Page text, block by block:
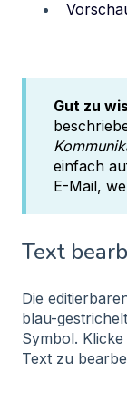
Gut zu
einfach
E-Mail,
Text
Die
blau-
Symbol.
Text zu